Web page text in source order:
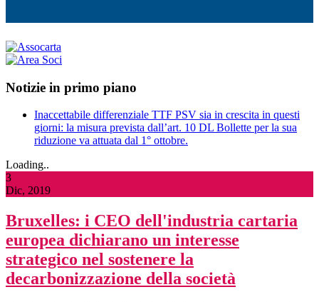
Notizie in primo piano
Inaccettabile differenziale TTF PSV sia in crescita in questi
giorni: la misura prevista dall’art. 10 DL Bollette per la sua
riduzione va attuata dal 1° ottobre.
Loading..
3
Dic, 2019
Bruxelles: i CEO dell'industria cartaria
europea dichiarano un interesse
strategico nel sostenere la
decarbonizzazione della società